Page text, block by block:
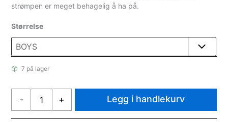
strømpen er meget behagelig å ha på.
Størrelse
7 på lager
- + Legg i handlekurv